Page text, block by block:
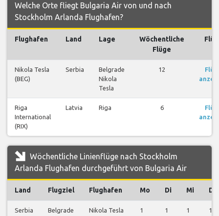
Welche Orte fliegt Bulgaria Air von und nach
Stockholm Arlanda Flughafen?
Flughafen Land Lage
Wöchentliche
Flüge
Nikola Tesla
(BEG)
Serbia
Belgrade
Nikola
Tesla
12
Riga
International
(RIX)
Latvia Riga 6
Wöchentliche Linienflüge nach Stockholm
Arlanda Flughafen durchgeführt von Bulgaria Air
Land Flugziel Flughafen Mo Di Mi Do
Serbia
Belgrade
Nikola Tesla
1 1 1 1